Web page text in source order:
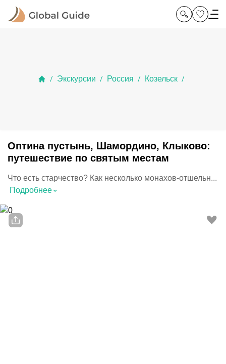
/ Экскурсии / Россия / Козельск /
Оптина пустынь, Шамордино, Клыково:
путешествие по святым местам
Что есть старчество? Как несколько монахов-отшельн...
Подробнее⌃